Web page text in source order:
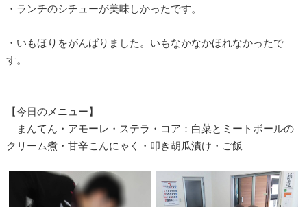
・ランチのシチューが美味しかったです。
・いもほりをがんばりました。いもなかなかほれなかったで
す。
【今日のメニュー】
まんてん・アモーレ・ステラ・コア：白菜とミートボールの
クリーム煮・甘辛こんにゃく・叩き胡瓜漬け・ご飯